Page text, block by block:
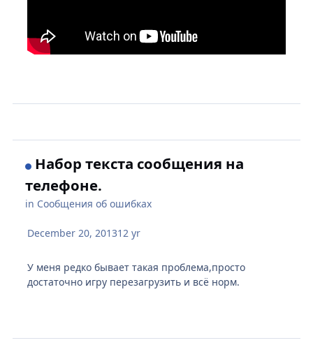
Набор текста сообщения на
телефоне.
in Сообщения об ошибках
December 20, 201312 yr
У меня редко бывает такая проблема,просто
достаточно игру перезагрузить и всё норм.